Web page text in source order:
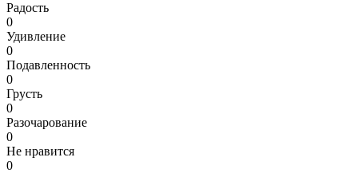
Радость
0
Удивление
0
Подавленность
0
Грусть
0
Разочарование
0
Не нравится
0